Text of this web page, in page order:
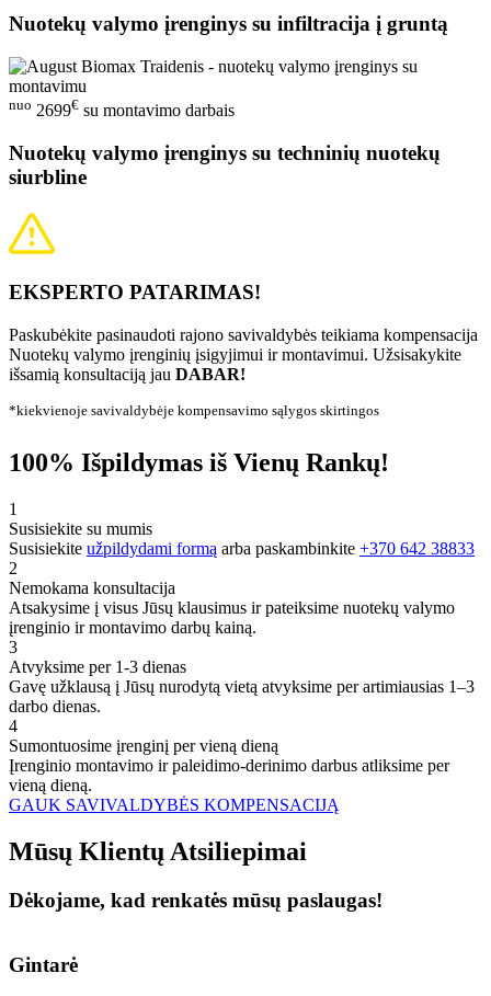
Nuotekų valymo įrenginys su infiltracija į gruntą
nuo 2699€ su montavimo darbais
Nuotekų valymo įrenginys su techninių nuotekų
siurbline
EKSPERTO PATARIMAS!
Paskubėkite pasinaudoti rajono savivaldybės teikiama kompensacija
Nuotekų valymo įrenginių įsigyjimui ir montavimui. Užsisakykite
išsamią konsultaciją jau DABAR!
*kiekvienoje savivaldybėje kompensavimo sąlygos skirtingos
100% Išpildymas iš Vienų Rankų!
1
Susisiekite su mumis
Susisiekite užpildydami formą arba paskambinkite +370 642 38833
2
Nemokama konsultacija
Atsakysime į visus Jūsų klausimus ir pateiksime nuotekų valymo
įrenginio ir montavimo darbų kainą.
3
Atvyksime per 1-3 dienas
Gavę užklausą į Jūsų nurodytą vietą atvyksime per artimiausias 1–3
darbo dienas.
4
Sumontuosime įrenginį per vieną dieną
Įrenginio montavimo ir paleidimo-derinimo darbus atliksime per
vieną dieną.
GAUK SAVIVALDYBĖS KOMPENSACIJĄ
Mūsų Klientų Atsiliepimai
Dėkojame, kad renkatės mūsų paslaugas!
Gintarė